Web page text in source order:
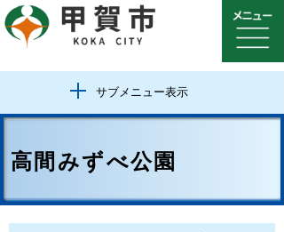
サブメニュー表示
高間みずべ公園